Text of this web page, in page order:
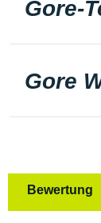
Gore-
Gore
Bewertung